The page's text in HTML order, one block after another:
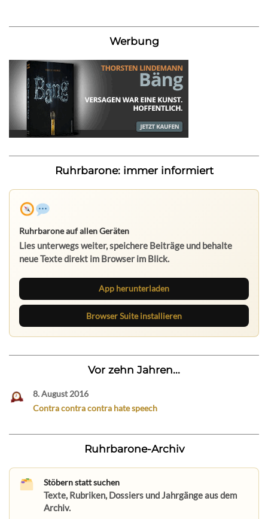
Werbung
Ruhrbarone: immer informiert
Ruhrbarone auf allen Geräten
Lies unterwegs weiter, speichere Beiträge und behalte
neue Texte direkt im Browser im Blick.
App herunterladen
Browser Suite installieren
Vor zehn Jahren...
8. August 2016
Contra contra contra hate speech
Ruhrbarone-Archiv
Stöbern statt suchen
Texte, Rubriken, Dossiers und Jahrgänge aus dem
Archiv.